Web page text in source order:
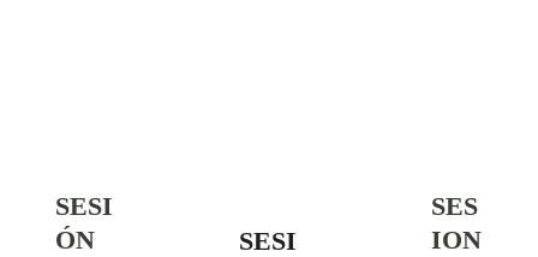
SESI
ÓN
SESI
SES
ION